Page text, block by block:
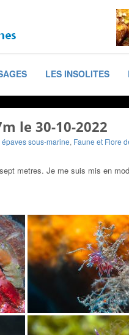
LES INSOLITES
le 30-10-2022
épaves sous-marine, Faune et Flore
metres. Je me suis mis en